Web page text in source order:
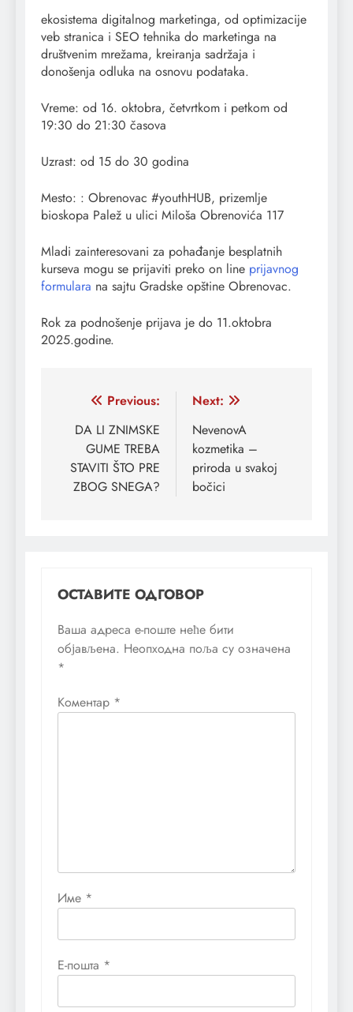
ekosistema digitalnog marketinga, od optimizacije
veb stranica i SEO tehnika do marketinga na
društvenim mrežama, kreiranja sadržaja i
donošenja odluka na osnovu podataka.
Vreme: od 16. oktobra, četvrtkom i petkom od
19:30 do 21:30 časova
Uzrast: od 15 do 30 godina
Mesto: : Obrenovac #youthHUB, prizemlje
bioskopa Palež u ulici Miloša Obrenovića 117
Mladi zainteresovani za pohađanje besplatnih
kurseva mogu se prijaviti preko on line рrijavnog
formulara na sajtu Gradske opštine Obrenovac.
Rok za podnošenje prijava je do 11.oktobra
2025.godine.
Кретање
чланка
Previous:
DA LI ZNIMSKE
GUME TREBA
STAVITI ŠTO PRE
ZBOG SNEGA?
Next:
NevenovA
kozmetika –
priroda u svakoj
bočici
ОСТАВИТЕ ОДГОВОР
Ваша адреса е-поште неће бити
објављена. Неопходна поља су означена
*
Коментар *
Име *
Е-пошта *